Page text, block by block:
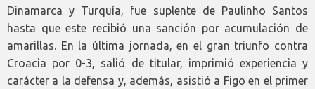
Dinamarca y Turquía, fue suplente de Paulinho Santos
hasta que este recibió una sanción por acumulación de
amarillas. En la última jornada, en el gran triunfo contra
Croacia por 0-3, salió de titular, imprimió experiencia y
carácter a la defensa y, además, asistió a Figo en el primer